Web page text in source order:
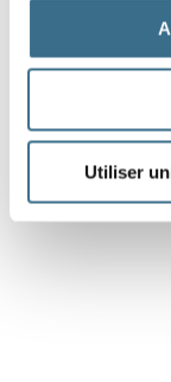
Utiliser